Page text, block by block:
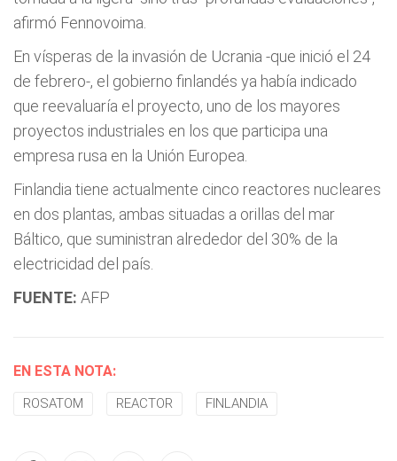
afirmó Fennovoima.
En vísperas de la invasión de Ucrania -que inició el 24
de febrero-, el gobierno finlandés ya había indicado
que reevaluaría el proyecto, uno de los mayores
proyectos industriales en los que participa una
empresa rusa en la Unión Europea.
Finlandia tiene actualmente cinco reactores nucleares
en dos plantas, ambas situadas a orillas del mar
Báltico, que suministran alrededor del 30% de la
electricidad del país.
FUENTE: AFP
EN ESTA NOTA:
ROSATOM REACTOR FINLANDIA